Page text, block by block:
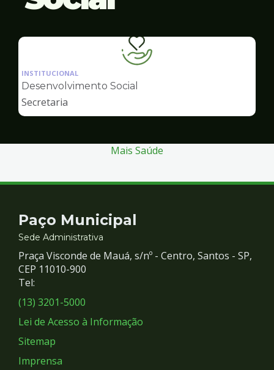
Ilustração
da
pagina
INSTITUCIONAL
Desenvolvimento Social
Secretaria
Mais Saúde
Contato
e
Redes
Sociais
Paço Municipal
Sede Administrativa
Praça Visconde de Mauá, s/nº - Centro, Santos - SP,
CEP 11010-900
Tel:
(13) 3201-5000
Lei de Acesso à Informação
Sitemap
Imprensa